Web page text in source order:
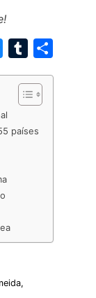
s
m
b
l
países
,